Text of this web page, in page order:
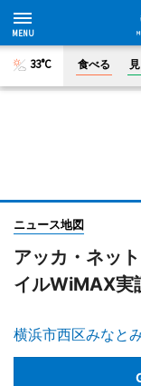
33°C 食べる
ニュース地図
アッカ・ネッ
イルWiMAX実
横浜市西区みなと